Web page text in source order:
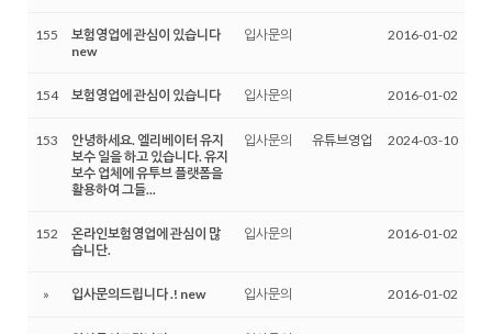
155
보험영업에 관심이 있습니다
new
입사문의 2016-01-02
154 보험영업에 관심이 있습니다 입사문의 2016-01-02
153
안녕하세요. 엘리베이터 유지
보수 일을 하고 있습니다. 유지
보수 업체에 유투브 플랫폼을
활용하여 그들...
입사문의 유튜브영업 2024-03-10
152
온라인보험영업에 관심이 많
습니단.
입사문의 2016-01-02
» 입사문의드립니다 .! new 입사문의 2016-01-02